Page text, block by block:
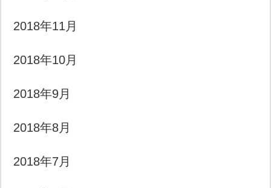
2018年11月
2018年10月
2018年9月
2018年8月
2018年7月